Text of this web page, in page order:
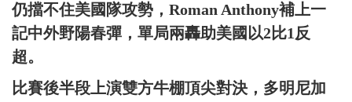
仍擋不住美國隊攻勢，Roman Anthony補上一
記中外野陽春彈，單局兩轟助美國以2比1反
超。
比賽後半段上演雙方牛棚頂尖對決，多明尼加